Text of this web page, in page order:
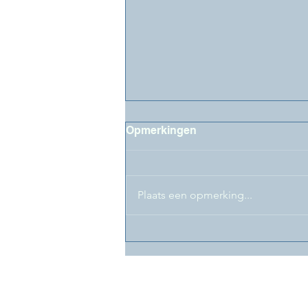
Opmerkingen
Plaats een opmerking...